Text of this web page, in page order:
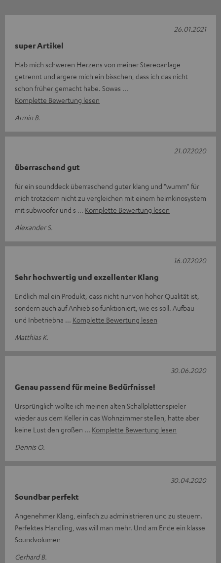
super Artikel
Hab mich schweren Herzens von meiner Stereoanlage
getrennt und ärgere mich ein bisschen, dass ich das nicht
schon früher gemacht habe. Sowas
Komplette Bewertung lesen
Armin B.
26.01.2021
überraschend gut
für ein sounddeck überraschend guter klang und "wumm" für
mich trotzdem nicht zu vergleichen mit einem heimkinosystem
mit subwoofer und s
Komplette Bewertung lesen
Alexander S.
21.07.2020
Sehr hochwertig und exzellenter Klang
Endlich mal ein Produkt, dass nicht nur von hoher Qualität ist,
sondern auch auf Anhieb so funktioniert, wie es soll. Aufbau
und Inbetriebna
Komplette Bewertung lesen
Matthias K.
16.07.2020
Genau passend für meine Bedürfnisse!
Ursprünglich wollte ich meinen alten Schallplattenspieler
wieder aus dem Keller in das Wohnzimmer stellen, hatte aber
keine Lust den großen
Komplette Bewertung lesen
Dennis O.
30.06.2020
Soundbar perfekt
Angenehmer Klang, einfach zu administrieren und zu steuern.
Perfektes Handling, was will man mehr. Und am Ende ein klasse
Soundvolumen
Gerhard B.
30.04.2020